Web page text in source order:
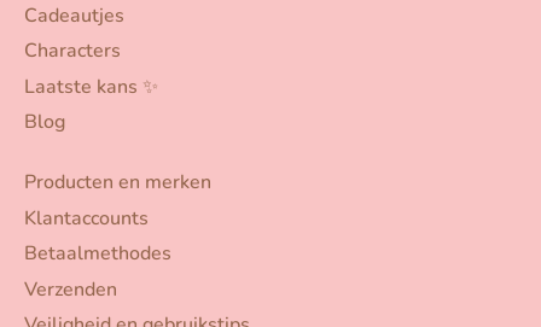
Cadeautjes
Characters
Laatste kans ✨
Blog
Producten en merken
Klantaccounts
Betaalmethodes
Verzenden